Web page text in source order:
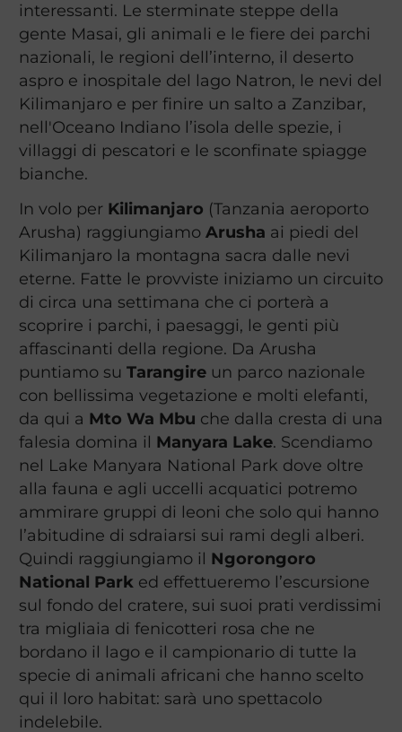
interessanti. Le sterminate steppe della
gente Masai, gli animali e le fiere dei parchi
nazionali, le regioni dell’interno, il deserto
aspro e inospitale del lago Natron, le nevi del
Kilimanjaro e per finire un salto a Zanzibar,
nell'Oceano Indiano l’isola delle spezie, i
villaggi di pescatori e le sconfinate spiagge
bianche.
In volo per Kilimanjaro (Tanzania aeroporto
Arusha) raggiungiamo Arusha ai piedi del
Kilimanjaro la montagna sacra dalle nevi
eterne. Fatte le provviste iniziamo un circuito
di circa una settimana che ci porterà a
scoprire i parchi, i paesaggi, le genti più
affascinanti della regione. Da Arusha
puntiamo su Tarangireun parco nazionale
con bellissima vegetazione e molti elefanti,
da qui a Mto Wa Mbu che dalla cresta di una
falesia domina il Manyara Lake. Scendiamo
nel Lake Manyara National Park dove oltre
alla fauna e agli uccelli acquatici potremo
ammirare gruppi di leoni che solo qui hanno
l’abitudine di sdraiarsi sui rami degli alberi.
Quindi raggiungiamo il Ngorongoro
National Park ed effettueremo l’escursione
sul fondo del cratere, sui suoi prati verdissimi
tra migliaia di fenicotteri rosa che ne
bordano il lago e il campionario di tutte la
specie di animali africani che hanno scelto
qui il loro habitat: sarà uno spettacolo
indelebile.